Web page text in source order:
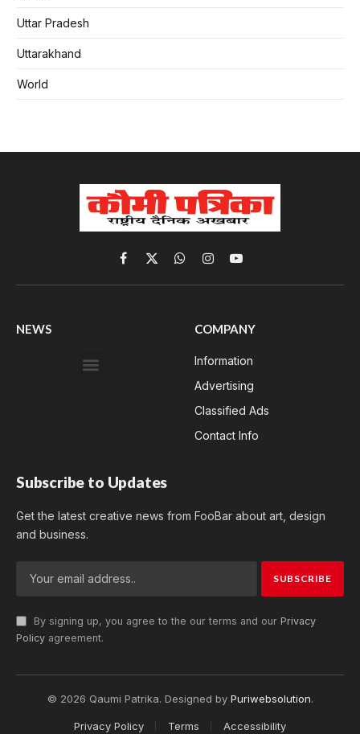
Uttar Pradesh
Uttarakhand
World
Facebook
X
(Twitter)
WhatsApp
InstagramYouTube
NEWS COMPANY
Information
Advertising
Classified Ads
Contact Info
Subscribe to Updates
Get the latest creative news from FooBar about art, design
and business.
By signing up, you agree to the our terms and our Privacy
Policy agreement.
© 2026 Qaumi Patrika. Designed by Puriwebsolution.
Privacy Policy Terms Accessibility